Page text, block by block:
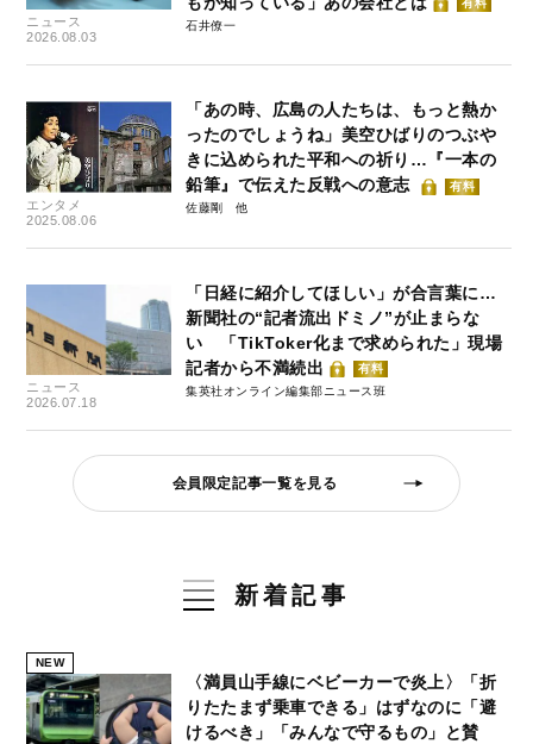
ニュース
2026.08.03
有料
石井僚一
エンタメ
2025.08.06
「あの時、広島の人たちは、もっと熱か
ったのでしょうね」美空ひばりのつぶや
きに込められた平和への祈り…『一本の
鉛筆』で伝えた反戦への意志
有料
佐藤剛
ニュース
2026.07.18
「日経に紹介してほしい」が合言葉に…
新聞社の“記者流出ドミノ”が止まらな
い 「TikToker化まで求められた」現場
記者から不満続出
有料
集英社オンライン編集部ニュース班
会員限定記事一覧を見る
新着記事
NEW
〈満員山手線にベビーカーで炎上〉「折
りたたまず乗車できる」はずなのに「避
けるべき」「みんなで守るもの」と賛